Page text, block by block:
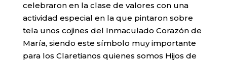
celebraron en la clase de valores con una
actividad especial en la que pintaron sobre
tela unos cojines del Inmaculado Corazón de
María, siendo este símbolo muy importante
para los Claretianos quienes somos Hijos de